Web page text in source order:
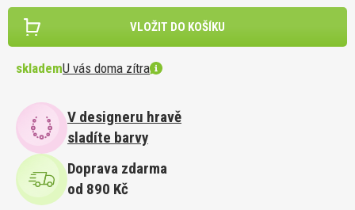
VLOŽIT DO KOŠÍKU
sklademU vás doma zítra
V designeru hravě
sladíte barvy
Doprava zdarma
od 890 Kč